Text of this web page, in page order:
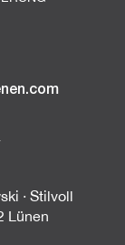
· Stilvoll
Lünen